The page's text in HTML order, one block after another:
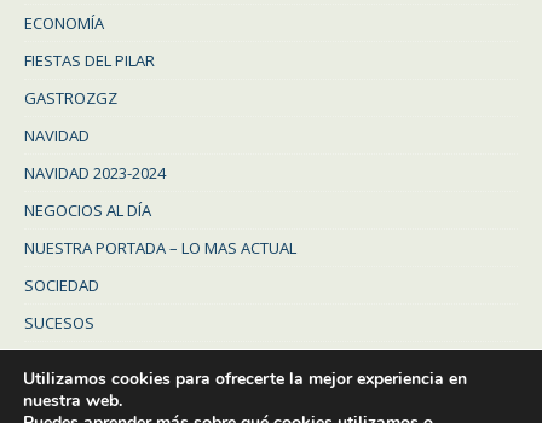
ECONOMÍA
FIESTAS DEL PILAR
GASTROZGZ
NAVIDAD
NAVIDAD 2023-2024
NEGOCIOS AL DÍA
NUESTRA PORTADA – LO MAS ACTUAL
SOCIEDAD
SUCESOS
ZARAGOZA
Utilizamos cookies para ofrecerte la mejor experiencia en
nuestra web.